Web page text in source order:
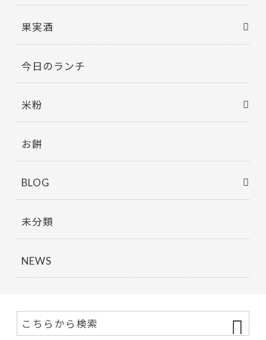
果実酒
今日のランチ
米粉
お餅
BLOG
未分類
NEWS